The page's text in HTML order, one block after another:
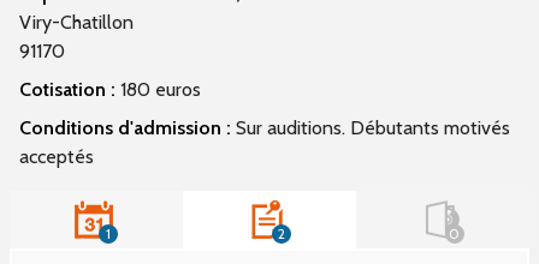
Viry-Chatillon
91170
Cotisation : 180 euros
Conditions d'admission : Sur auditions. Débutants motivés
acceptés
1 2 0